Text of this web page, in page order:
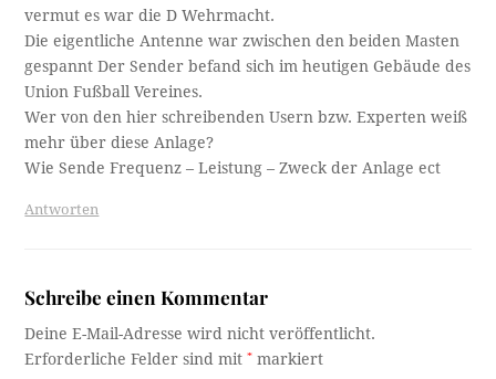
vermut es war die D Wehrmacht.
Die eigentliche Antenne war zwischen den beiden Masten
gespannt Der Sender befand sich im heutigen Gebäude des
Union Fußball Vereines.
Wer von den hier schreibenden Usern bzw. Experten weiß
mehr über diese Anlage?
Wie Sende Frequenz – Leistung – Zweck der Anlage ect
Antworten
Schreibe einen Kommentar
Deine E-Mail-Adresse wird nicht veröffentlicht.
Erforderliche Felder sind mit* markiert